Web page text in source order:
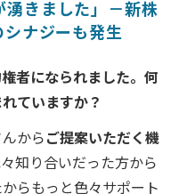
湧きました」－新株
ナジーも発生
者になられました。何
ていますか？
からご提案いただく機
知り合いだった方から
らもっと色々サポート